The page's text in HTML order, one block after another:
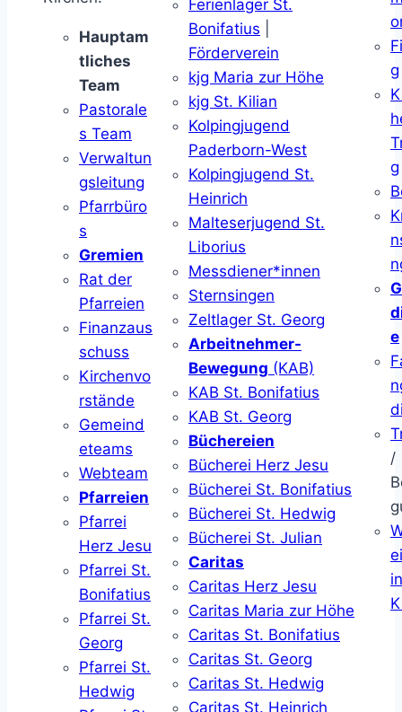
Hauptam
tliches
Team
Pastorale
s Team
Verwaltun
gsleitung
Pfarrbüro
s
Gremien
Rat der
Pfarreien
Finanzaus
schuss
Kirchenvo
rstände
Gemeind
eteams
Webteam
Pfarreien
Pfarrei
Herz Jesu
Pfarrei St.
Bonifatius
Pfarrei St.
Georg
Pfarrei St.
Hedwig
Ferienlager St.
Bonifatius
Förderverein
kjg Maria zur Höhe
kjg St. Kilian
Kolpingjugend
Paderborn-West
Kolpingjugend St.
Heinrich
Malteserjugend St.
Liborius
Messdiener*innen
Sternsingen
Zeltlager St. Georg
Arbeitnehmer-
Bewegung (KAB)
KAB St. Bonifatius
KAB St. Georg
Büchereien
Bücherei Herz Jesu
Bücherei St. Bonifatius
Bücherei St. Hedwig
Bücherei St. Julian
Caritas
Caritas Herz Jesu
Caritas Maria zur Höhe
Caritas St. Bonifatius
Caritas St. Georg
Caritas St. Hedwig
Caritas St. Heinrich
g
g
e
/